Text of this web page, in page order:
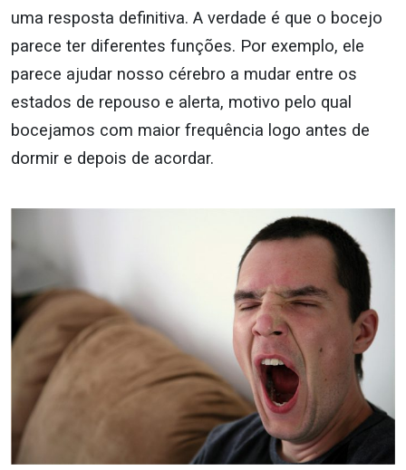
uma resposta definitiva. A verdade é que o bocejo
parece ter diferentes funções. Por exemplo, ele
parece ajudar nosso cérebro a mudar entre os
estados de repouso e alerta, motivo pelo qual
bocejamos com maior frequência logo antes de
dormir e depois de acordar.